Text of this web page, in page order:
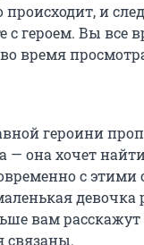
происходит, и
с героем. Вы все
время
героини
— она хочет
с
девочка
вам
связаны.